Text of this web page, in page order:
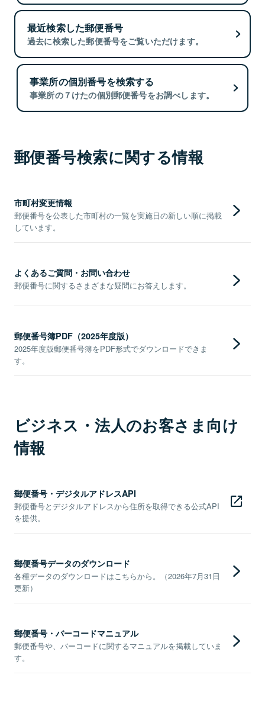
最近検索した郵便番号
過去に検索した郵便番号をご覧いただけます。
事業所の個別番号を検索する
事業所の７けたの個別郵便番号をお調べします。
郵便番号検索に関する情報
市町村変更情報
郵便番号を公表した市町村の一覧を実施日の新しい順に掲載
しています。
よくあるご質問・お問い合わせ
郵便番号に関するさまざまな疑問にお答えします。
郵便番号簿PDF（2025年度版）
2025年度版郵便番号簿をPDF形式でダウンロードできま
す。
ビジネス・法人のお客さま向け
情報
郵便番号・デジタルアドレスAPI
郵便番号とデジタルアドレスから住所を取得できる公式API
を提供。
郵便番号データのダウンロード
各種データのダウンロードはこちらから。（2026年7月31日
更新）
郵便番号・バーコードマニュアル
郵便番号や、バーコードに関するマニュアルを掲載していま
す。